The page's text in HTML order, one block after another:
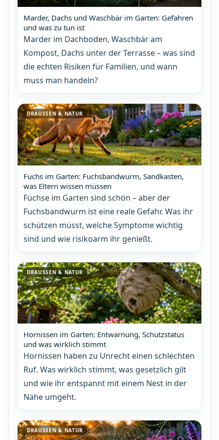
Marder, Dachs und Waschbär im Garten: Gefahren
und was zu tun ist
Marder im Dachboden, Waschbär am
Kompost, Dachs unter der Terrasse – was sind
die echten Risiken für Familien, und wann
muss man handeln?
DRAUSSEN & NATUR
Fuchs im Garten: Fuchsbandwurm, Sandkasten,
was Eltern wissen müssen
Füchse im Garten sind schön – aber der
Fuchsbandwurm ist eine reale Gefahr. Was ihr
schützen müsst, welche Symptome wichtig
sind und wie risikoarm ihr genießt.
DRAUSSEN & NATUR
Hornissen im Garten: Entwarnung, Schutzstatus
und was wirklich stimmt
Hornissen haben zu Unrecht einen schlechten
Ruf. Was wirklich stimmt, was gesetzlich gilt
und wie ihr entspannt mit einem Nest in der
Nähe umgeht.
DRAUSSEN & NATUR